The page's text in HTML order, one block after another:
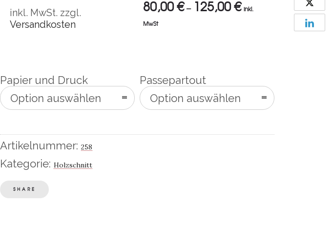
inkl. MwSt. zzgl.
Versandkosten
80,00€– 125,00€ inkl.
MwSt
Papier und Druck
Option auswählen
Passepartout
Option auswählen
Artikelnummer: 258
Kategorie: Holzschnitt
SHARE